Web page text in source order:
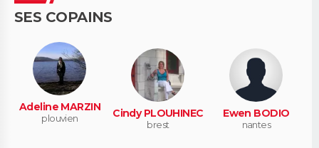
SES COPAINS
Adeline MARZIN
plouvien Cindy PLOUHINEC
brest
Ewen BODIO
nantes